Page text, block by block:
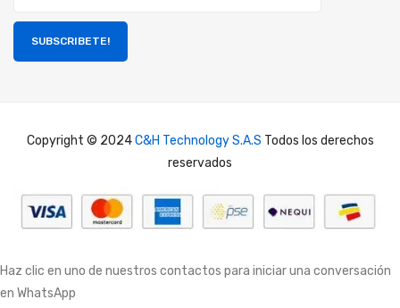
SUBSCRIBETE!
Copyright © 2024C&H Technology S.A.S Todos los derechos
reservados
Haz clic en uno de nuestros contactos para iniciar una conversación
en WhatsApp